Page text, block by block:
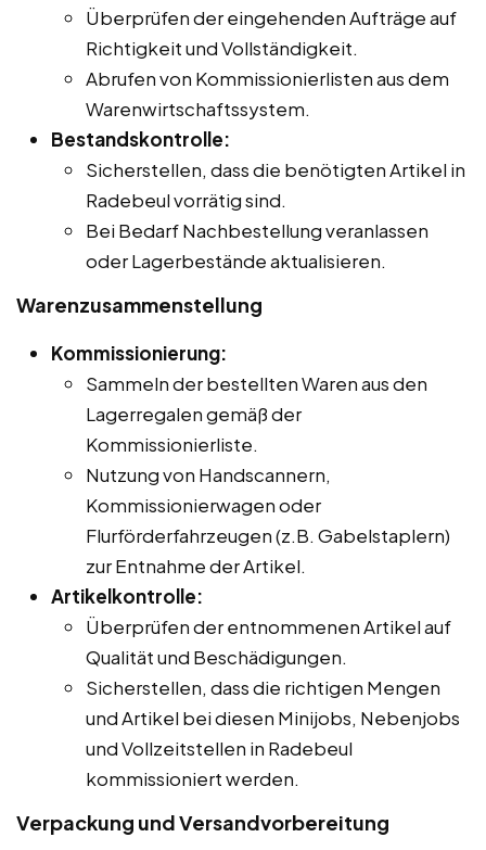
Überprüfen der eingehenden Aufträge auf
Richtigkeit und Vollständigkeit.
Abrufen von Kommissionierlisten aus dem
Warenwirtschaftssystem.
Bestandskontrolle:
Sicherstellen, dass die benötigten Artikel in
Radebeul vorrätig sind.
Bei Bedarf Nachbestellung veranlassen
oder Lagerbestände aktualisieren.
Warenzusammenstellung
Kommissionierung:
Sammeln der bestellten Waren aus den
Lagerregalen gemäß der
Kommissionierliste.
Nutzung von Handscannern,
Kommissionierwagen oder
Flurförderfahrzeugen (z.B. Gabelstaplern)
zur Entnahme der Artikel.
Artikelkontrolle:
Überprüfen der entnommenen Artikel auf
Qualität und Beschädigungen.
Sicherstellen, dass die richtigen Mengen
und Artikel bei diesen Minijobs, Nebenjobs
und Vollzeitstellen in Radebeul
kommissioniert werden.
Verpackung und Versandvorbereitung